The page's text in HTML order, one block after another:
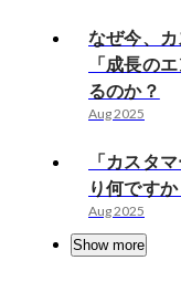
なぜ今、
「成長の
るのか？
Aug 2025
「カスタ
り何ですか
Aug 2025
Show more